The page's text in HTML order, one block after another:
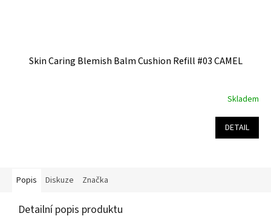
Skin Caring Blemish Balm Cushion Refill #03 CAMEL
hvězdiček.
Skladem
DETAIL
Popis Diskuze Značka
Detailní popis produktu